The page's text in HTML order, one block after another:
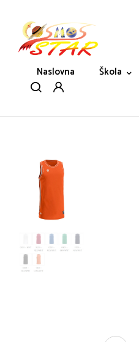
Naslovna Škola